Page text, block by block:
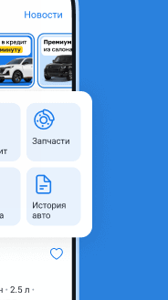
года
быть
Жамбылская область
- 2009 1 поколение